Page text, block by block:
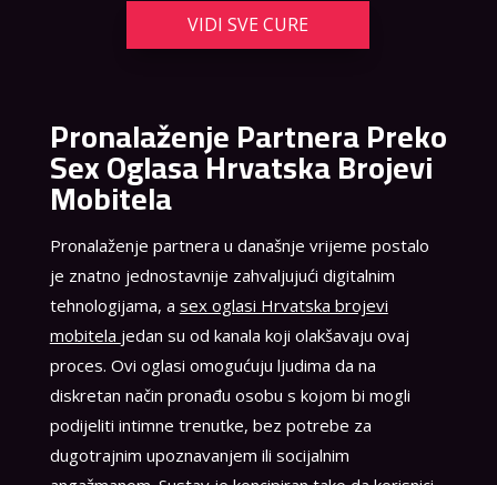
VIDI SVE CURE
Pronalaženje Partnera Preko
Sex Oglasa Hrvatska Brojevi
Mobitela
Pronalaženje partnera u današnje vrijeme postalo
je znatno jednostavnije zahvaljujući digitalnim
tehnologijama, a sex oglasi Hrvatska brojevi
mobitela jedan su od kanala koji olakšavaju ovaj
proces. Ovi oglasi omogućuju ljudima da na
diskretan način pronađu osobu s kojom bi mogli
podijeliti intimne trenutke, bez potrebe za
dugotrajnim upoznavanjem ili socijalnim